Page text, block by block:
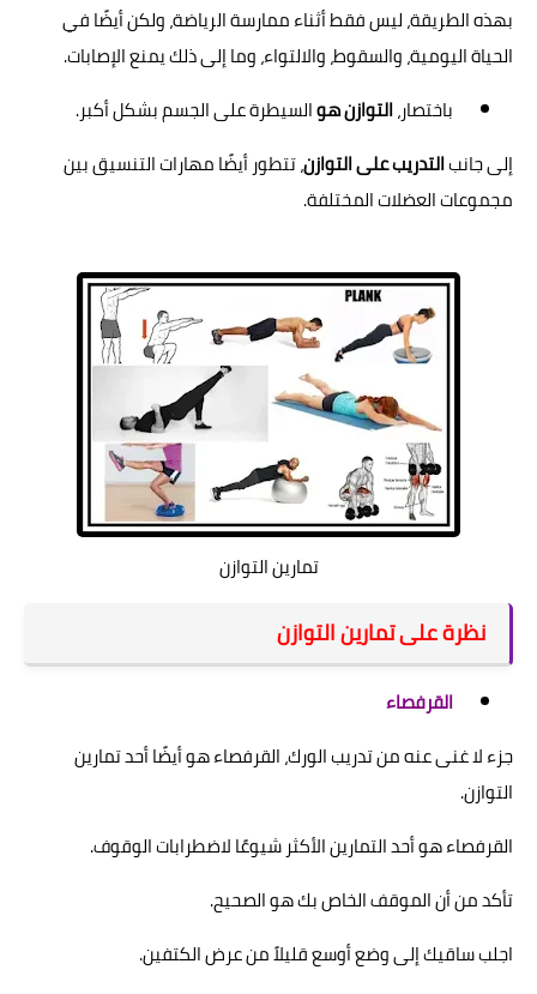
بهذه الطريقة، ليس فقط أثناء ممارسة الرياضة، ولكن أيضًا في
الحياة اليومية، والسقوط، والالتواء، وما إلى ذلك يمنع الإصابات.
باختصار،التوازن هوالسيطرة على الجسم بشكل أكبر.
إلى جانبالتدريب على التوازن، تتطور أيضًا مهارات التنسيق بين
مجموعات العضلات المختلفة.
تمارين التوازن
نظرة على تمارين التوازن
القرفصاء
جزء لا غنى عنه من تدريب الورك، القرفصاء هو أيضًا أحد تمارين
التوازن.
القرفصاء هو أحد التمارين الأكثر شيوعًا لاضطرابات الوقوف.
تأكد من أن الموقف الخاص بك هو الصحيح.
اجلب ساقيك إلى وضع أوسع قليلاً من عرض الكتفين.